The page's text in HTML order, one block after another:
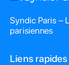
Syndic Paris –
parisiennes
Liens rapides